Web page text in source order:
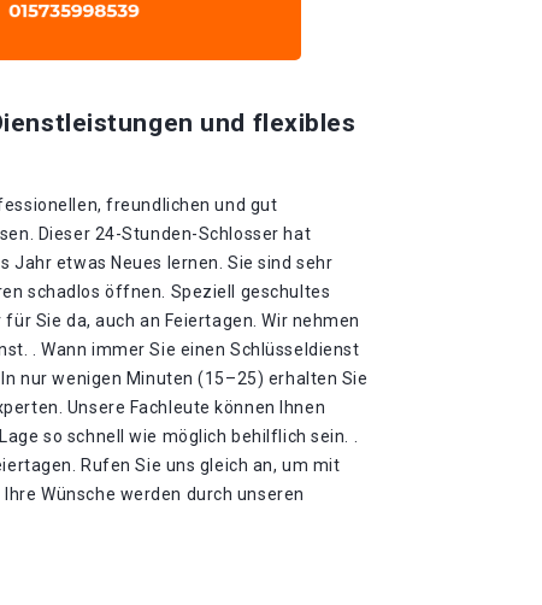
und flexibles
freundlichen und gut
Dieser 24-Stunden-Schlosser hat
Jahr etwas Neues lernen. Sie sind sehr
schadlos öffnen. Speziell geschultes
Sie da, auch an Feiertagen. Wir nehmen
. Wann immer Sie einen Schlüsseldienst
nur wenigen Minuten (15–25) erhalten Sie
Unsere Fachleute können Ihnen
so schnell wie möglich behilflich sein. .
Rufen Sie uns gleich an, um mit
Wünsche werden durch unseren